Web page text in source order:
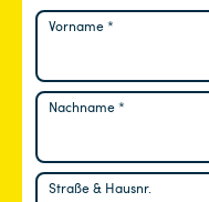
Vorname*
Nachname*
Straße & Hausnr.